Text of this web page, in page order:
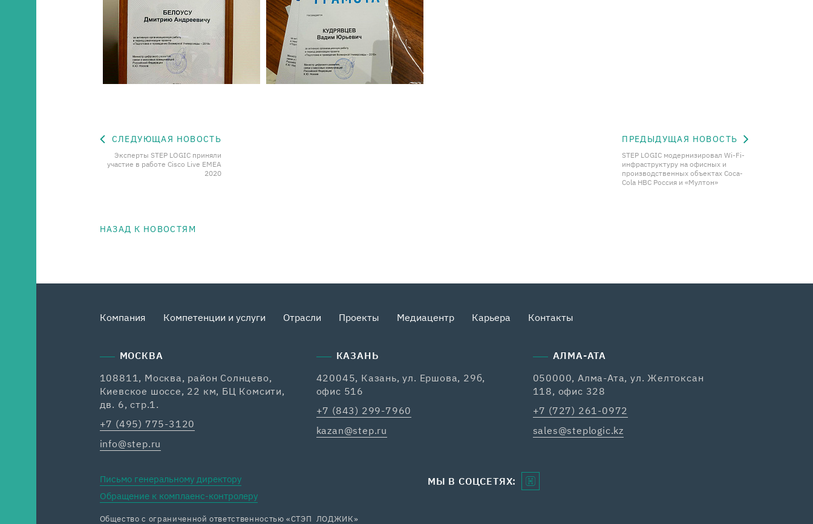
СЛЕДУЮЩАЯ НОВОСТЬ
Эксперты STEP LOGIC приняли
участие в работе Cisco Live EMEA
2020
ПРЕДЫДУЩАЯ НОВОСТЬ
STEP LOGIC модернизировал Wi-Fi-
инфраструктуру на офисных и
производственных объектах Coca-
Cola HBC Россия и «Мултон»
НАЗАД К НОВОСТЯМ
Компания Компетенции и услуги Отрасли Проекты Медиацентр Карьера Контакты
МОСКВА
108811, Москва, район Солнцево,
Киевское шоссе, 22 км, БЦ Комсити,
дв. 6, стр.1.
+7 (495) 775-3120
info@step.ru
КАЗАНЬ
420045, Казань, ул. Ершова, 29б,
офис 516
+7 (843) 299-7960
kazan@step.ru
АЛМА-АТА
050000, Алма-Ата, ул. Желтоксан
118, офис 328
+7 (727) 261-0972
sales@steplogic.kz
Письмо генеральному директору
Обращение к комплаенс-контролеру
Общество с ограниченной ответственностью «СТЭП ЛОДЖИК»
МЫ В СОЦСЕТЯХ: